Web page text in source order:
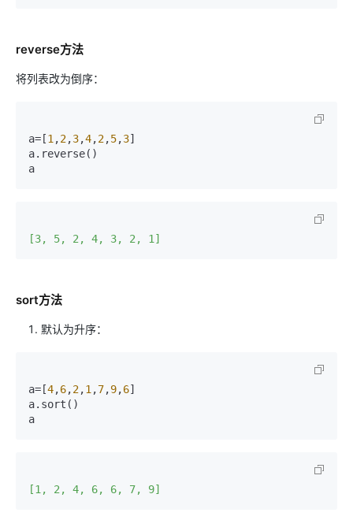
reverse方法
将列表改为倒序：
a=[1 ,2,3,4,2,5,3]
a.reverse()
a
[3, 5, 2, 4, 3, 2, 1]
sort方法
默认为升序：
a=[4,6,2,1 ,7,9,6]
a.sort()
a
[1, 2, 4, 6, 6, 7, 9]